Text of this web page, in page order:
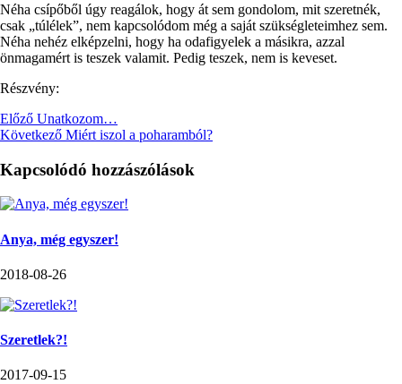
Néha csípőből úgy reagálok, hogy át sem gondolom, mit szeretnék,
csak „túlélek”, nem kapcsolódom még a saját szükségleteimhez sem.
Néha nehéz elképzelni, hogy ha odafigyelek a másikra, azzal
önmagamért is teszek valamit. Pedig teszek, nem is keveset.
Részvény:
Előző Unatkozom…
Következő Miért iszol a poharamból?
Kapcsolódó hozzászólások
Anya, még egyszer!
2018-08-26
Szeretlek?!
2017-09-15